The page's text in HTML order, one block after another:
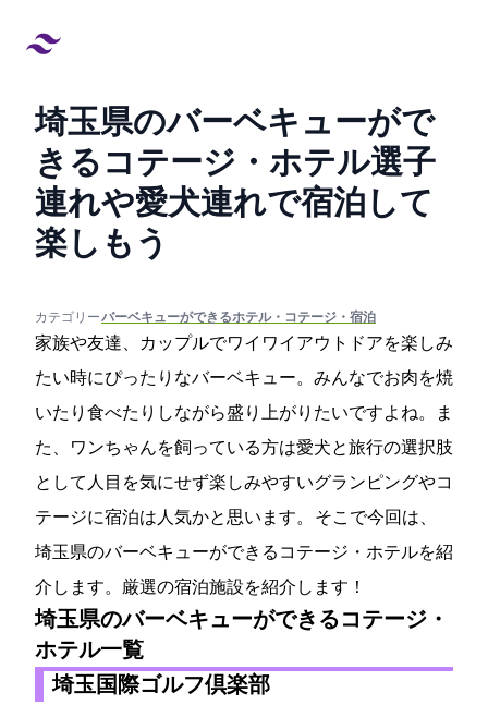
埼玉県のバーベキューがで
きるコテージ・ホテル14選!子
連れや愛犬連れで宿泊して
楽しもう
カテゴリー:#バーベキューができるホテル・コテージ・宿泊
家族や友達、カップルでワイワイアウトドアを楽しみ
たい時にぴったりなバーベキュー。みんなでお肉を焼
いたり食べたりしながら盛り上がりたいですよね。ま
た、ワンちゃんを飼っている方は愛犬と旅行の選択肢
として人目を気にせず楽しみやすいグランピングやコ
テージに宿泊は人気かと思います。 そこで今回は、
埼玉県のバーベキューができるコテージ・ホテルを紹
介します。厳選の宿泊施設を紹介します！
埼玉県のバーベキューができるコテージ・
ホテル一覧
埼玉国際ゴルフ倶楽部